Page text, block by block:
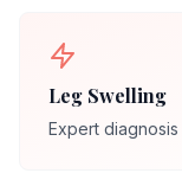
Leg Swelling
Expert